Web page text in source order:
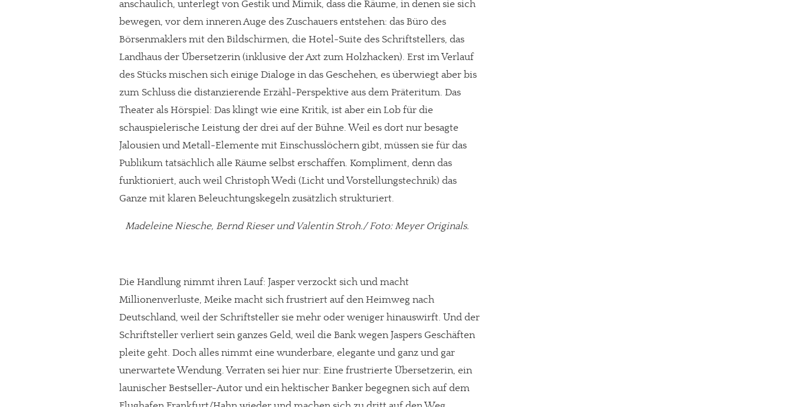
In eigener Sache
Dir gefällt unsere Arbeit?
meinesuedstadt.de finanziert sich durch Partnerprofile und Werbung. Beide Einnahmequellen sind in den letzten Monaten stark zurückgegangen.
Solltest Du unsere unabhängige Berichterstattung schätzen, kannst Du uns mit einer kleinen Spende unterstützen.
Paypal - danke@meinesuedstadt.de
anschaulich, unterlegt von Gestik und Mimik, dass die Räume, in denen sie sich
bewegen, vor dem inneren Auge des Zuschauers entstehen: das Büro des
Börsenmaklers mit den Bildschirmen, die Hotel-Suite des Schriftstellers, das
Landhaus der Übersetzerin (inklusive der Axt zum Holzhacken). Erst im Verlauf
des Stücks mischen sich einige Dialoge in das Geschehen, es überwiegt aber bis
zum Schluss die distanzierende Erzähl-Perspektive aus dem Präteritum. Das
Theater als Hörspiel: Das klingt wie eine Kritik, ist aber ein Lob für die
schauspielerische Leistung der drei auf der Bühne. Weil es dort nur besagte
Jalousien und Metall-Elemente mit Einschusslöchern gibt, müssen sie für das
Publikum tatsächlich alle Räume selbst erschaffen. Kompliment, denn das
funktioniert, auch weil Christoph Wedi (Licht und Vorstellungstechnik) das
Ganze mit klaren Beleuchtungskegeln zusätzlich strukturiert.
Madeleine Niesche, Bernd Rieser und Valentin Stroh./ Foto: Meyer Originals.
Die Handlung nimmt ihren Lauf: Jasper verzockt sich und macht
Millionenverluste, Meike macht sich frustriert auf den Heimweg nach
Deutschland, weil der Schriftsteller sie mehr oder weniger hinauswirft. Und der
Schriftsteller verliert sein ganzes Geld, weil die Bank wegen Jaspers Geschäften
pleite geht. Doch alles nimmt eine wunderbare, elegante und ganz und gar
unerwartete Wendung. Verraten sei hier nur: Eine frustrierte Übersetzerin, ein
launischer Bestseller-Autor und ein hektischer Banker begegnen sich auf dem